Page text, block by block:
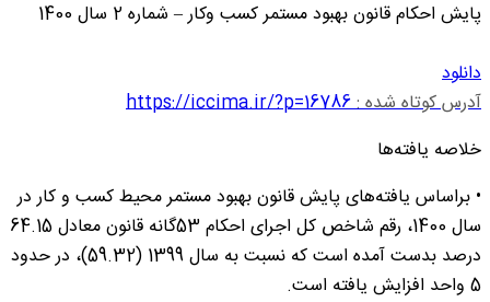
پایش احکام قانون بهبود مستمر کسب وکار – شماره 2 سال 1400
دانلود
آدرس کوتاه شده :https://iccima.ir/?p=16786
خلاصه یافته‌ها
• براساس یافته‌های پایش قانون بهبود مستمر محیط کسب و کار در
سال 1400، رقم شاخص کل اجرای احکام 53گانه قانون معادل 64.15
درصد بدست آمده است که نسبت به سال 1399 (59.32)، در حدود
5 واحد افزایش یافته است.